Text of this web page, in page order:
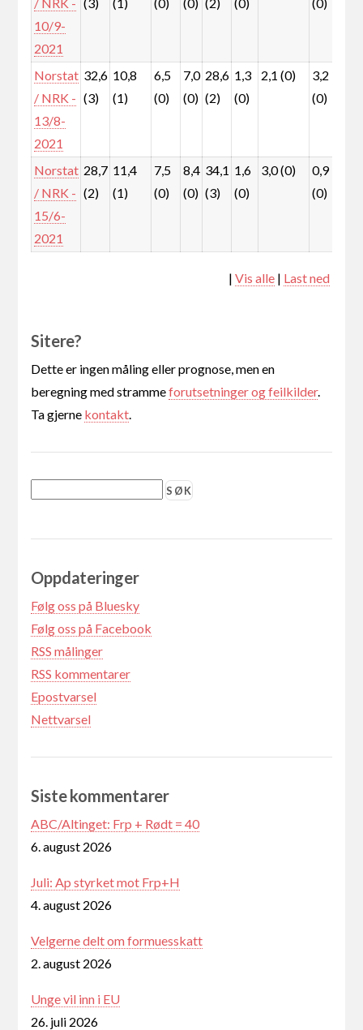
10/9-
2021
Norstat
/ NRK -
13/8-
2021
32,6
(3)
10,8
(1)
6,5
(0)
7,0
(0)
28,6
(2)
1,3
(0)
2,1 (0)
3,2
(0)
Norstat
/ NRK -
15/6-
2021
28,7
(2)
11,4
(1)
7,5
(0)
8,4
(0)
34,1
(3)
1,6
(0)
3,0 (0)
0,9
(0)
|Vis alle | Last ned
Sitere?
Dette er ingen måling eller prognose, men en
beregning med strammeforutsetninger og feilkilder.
Ta gjerne kontakt
Oppdateringer
Følg oss på Bluesky
Følg oss på Facebook
RSS målinger
RSS kommentarer
Epostvarsel
Nettvarsel
Siste kommentarer
ABC/Altinget: Frp + Rødt = 40
6. august 2026
Juli: Ap styrket mot Frp+H
4. august 2026
Velgerne delt om formuesskatt
2. august 2026
Unge vil inn i EU
26. juli 2026